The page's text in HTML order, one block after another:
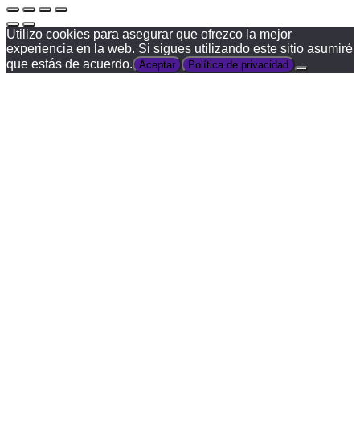
Utilizo cookies para asegurar que ofrezco la mejor
experiencia en la web. Si sigues utilizando este sitio asumiré
que estás de acuerdo. Aceptar Política de privacidad